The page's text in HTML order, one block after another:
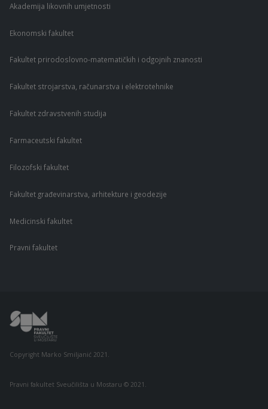
Akademija likovnih umjetnosti
Ekonomski fakultet
Fakultet prirodoslovno-matematičkih i odgojnih znanosti
Fakultet strojarstva, računarstva i elektrotehnike
Fakultet zdravstvenih studija
Farmaceutski fakultet
Filozofski fakultet
Fakultet građevinarstva, arhitekture i geodezije
Medicinski fakultet
Pravni fakultet
Copyright Marko Smiljanić 2021.
Pravni fakultet Sveučilišta u Mostaru © 2021.